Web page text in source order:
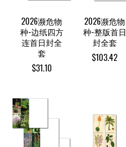
2026濒危物
种-边纸四方
连首日封全
套
$31.10
2026濒危物
种-整版首日
封全套
$103.42